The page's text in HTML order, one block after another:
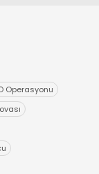
Operasyonu